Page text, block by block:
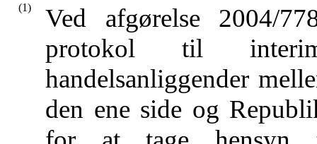
(1)
Ved afgørelse 2004/
protokol til
handelsanliggender
den ene side og